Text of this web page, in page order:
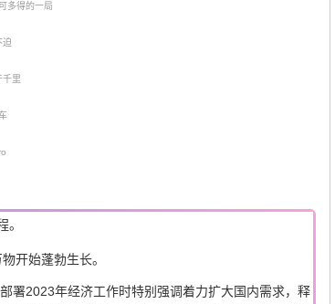
多得的一局
迫
千里
。
开始蓬勃生长。
署2023年经济工作时特别强调着力扩大国内需求，释